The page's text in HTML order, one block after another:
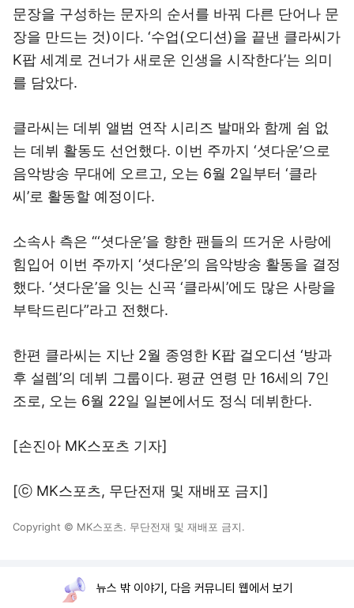
문장을 구성하는 문자의 순서를 바꿔 다른 단어나 문
장을 만드는 것)이다. ‘수업(오디션)을 끝낸 클라씨가
K팝 세계로 건너가 새로운 인생을 시작한다’는 의미
를 담았다.
클라씨는 데뷔 앨범 연작 시리즈 발매와 함께 쉼 없
는 데뷔 활동도 선언했다. 이번 주까지 ‘셧다운’으로
음악방송 무대에 오르고, 오는 6월 2일부터 ‘클라
씨’로 활동할 예정이다.
소속사 측은 “‘셧다운’을 향한 팬들의 뜨거운 사랑에
힘입어 이번 주까지 ‘셧다운’의 음악방송 활동을 결정
했다. ‘셧다운’을 잇는 신곡 ‘클라씨’에도 많은 사랑을
부탁드린다”라고 전했다.
한편 클라씨는 지난 2월 종영한 K팝 걸오디션 ‘방과
후 설렘’의 데뷔 그룹이다. 평균 연령 만 16세의 7인
조로, 오는 6월 22일 일본에서도 정식 데뷔한다.
[손진아 MK스포츠 기자]
[ⓒ MK스포츠, 무단전재 및 재배포 금지]
Copyright © MK스포츠. 무단전재 및 재배포 금지.
뉴스 밖 이야기, 다음 커뮤니티 웹에서 보기